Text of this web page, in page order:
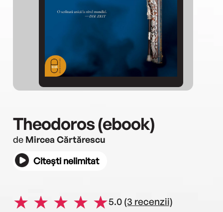
Theodoros (ebook)
de Mircea Cărtărescu
Citești nelimitat
5.0 (3 recenzii)